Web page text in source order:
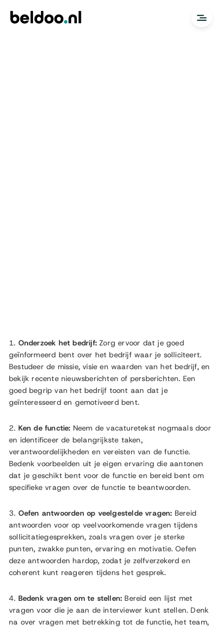
1. Onderzoek het bedrijf: Zorg ervoor dat je goed
geïnformeerd bent over het bedrijf waar je solliciteert.
Bestudeer de missie, visie en waarden van het bedrijf, en
bekijk recente nieuwsberichten of persberichten. Een
goed begrip van het bedrijf toont aan dat je
geïnteresseerd en gemotiveerd bent.
2. Ken de functie: Neem de vacaturetekst nogmaals door
en identificeer de belangrijkste taken,
verantwoordelijkheden en vereisten van de functie.
Bedenk voorbeelden uit je eigen ervaring die aantonen
dat je geschikt bent voor de functie en bereid bent om
specifieke vragen over de functie te beantwoorden.
3. Oefen antwoorden op veelgestelde vragen: Bereid
antwoorden voor op veelvoorkomende vragen tijdens
sollicitatiegesprekken, zoals vragen over je sterke
punten, zwakke punten, ervaring en motivatie. Oefen
deze antwoorden hardop, zodat je zelfverzekerd en
coherent kunt reageren tijdens het gesprek.
4. Bedenk vragen om te stellen: Bereid een lijst met
vragen voor die je aan de interviewer kunt stellen. Denk
na over vragen met betrekking tot de functie, het team,